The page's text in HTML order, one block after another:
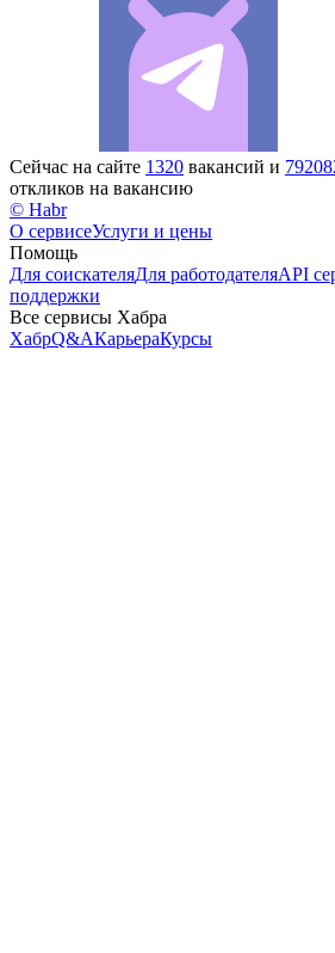
Сейчас на сайте 1320 вакансий и
откликов на вакансию
© Habr
О сервисеУслуги и цены
Помощь
Для соискателяДля работодателяAPI
поддержки
Все сервисы Хабра
ХабрQ&AКарьераКурсы